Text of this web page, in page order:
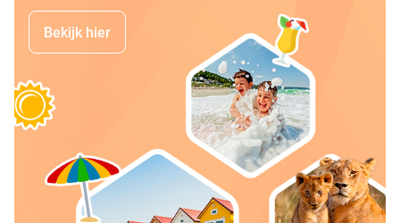
Bekijk hier